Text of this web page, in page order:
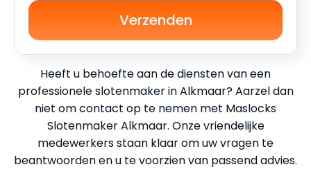
Heeft u behoefte aan de diensten van een
professionele slotenmaker in Alkmaar? Aarzel dan
niet om contact op te nemen met Maslocks
Slotenmaker Alkmaar. Onze vriendelijke
medewerkers staan klaar om uw vragen te
beantwoorden en u te voorzien van passend advies.
Verzenden